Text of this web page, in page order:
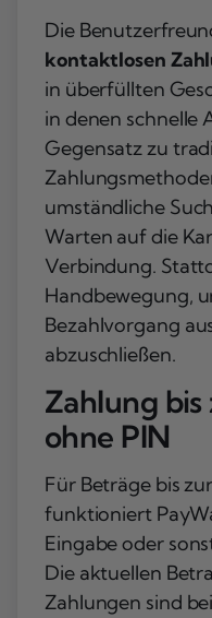
Die
kontaktlosen
in überfüllten
in denen schnelle
Gegensatz zu
umständliche
Warten auf die
Verbindung.
Handbewegung,
Bezahlvorgang
abzuschließen.
Zahlung
ohne PIN
Für Beträge bis
funktioniert
Eingabe oder
Die aktuellen
Zahlungen sind